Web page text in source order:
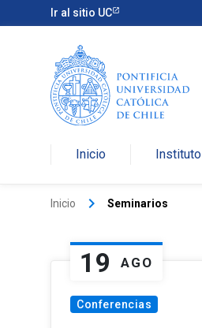
Ir al sitio UC
Inicio Instituto
Inicio keyboard_arrow_right Seminarios
19 AGO
Conferencias